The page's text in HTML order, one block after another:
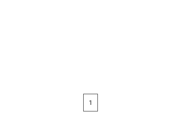
You're
on
1